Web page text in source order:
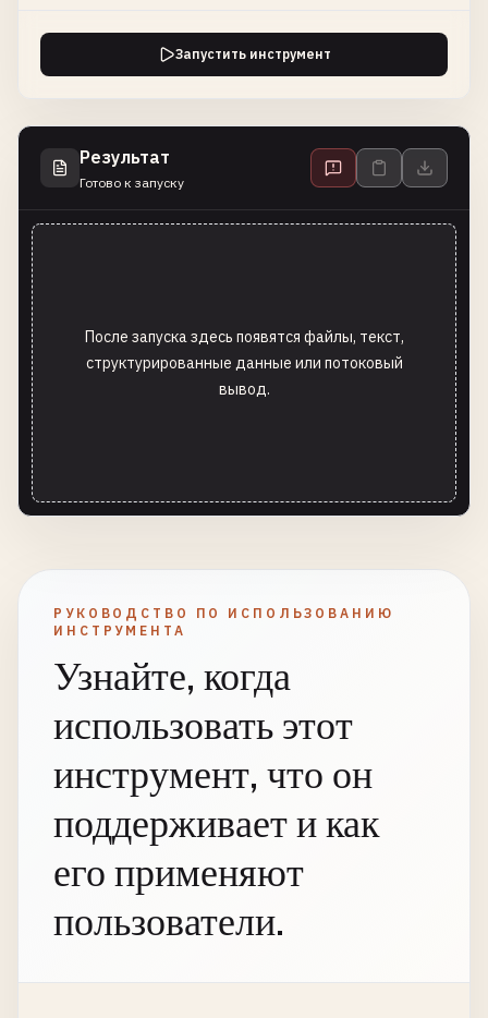
Запустить инструмент
Результат
Готово к запуску
После запуска здесь появятся файлы, текст,
структурированные данные или потоковый
вывод.
РУКОВОДСТВО ПО ИСПОЛЬЗОВАНИЮ
ИНСТРУМЕНТА
Узнайте, когда
использовать этот
инструмент, что он
поддерживает и как
его применяют
пользователи.